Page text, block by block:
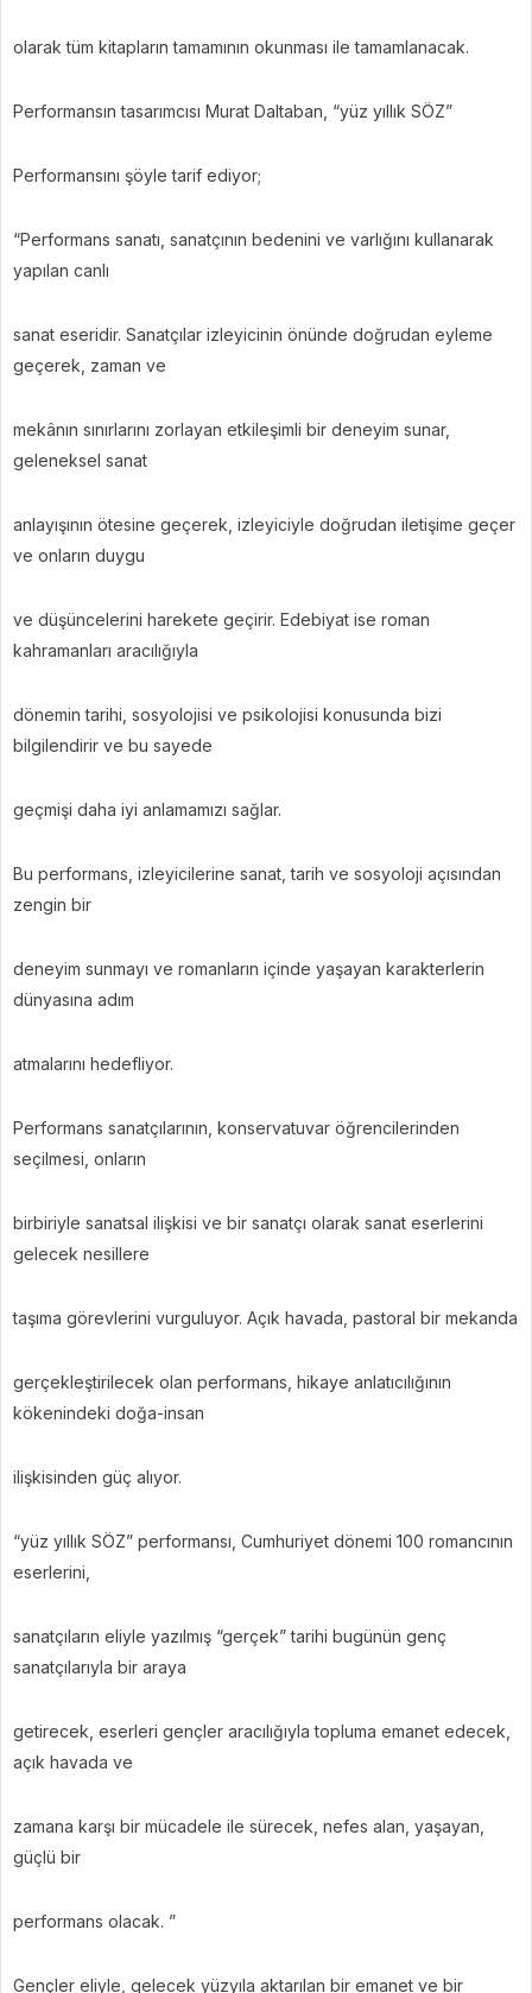
olarak tüm kitapların tamamının okunması ile tamamlanacak.
Performansın tasarımcısı Murat Daltaban, “yüz yıllık SÖZ”
Performansını şöyle tarif ediyor;
“Performans sanatı, sanatçının bedenini ve varlığını kullanarak
yapılan canlı
sanat eseridir. Sanatçılar izleyicinin önünde doğrudan eyleme
geçerek, zaman ve
mekânın sınırlarını zorlayan etkileşimli bir deneyim sunar,
geleneksel sanat
anlayışının ötesine geçerek, izleyiciyle doğrudan iletişime geçer
ve onların duygu
ve düşüncelerini harekete geçirir. Edebiyat ise roman
kahramanları aracılığıyla
dönemin tarihi, sosyolojisi ve psikolojisi konusunda bizi
bilgilendirir ve bu sayede
geçmişi daha iyi anlamamızı sağlar.
Bu performans, izleyicilerine sanat, tarih ve sosyoloji açısından
zengin bir
deneyim sunmayı ve romanların içinde yaşayan karakterlerin
dünyasına adım
atmalarını hedefliyor.
Performans sanatçılarının, konservatuvar öğrencilerinden
seçilmesi, onların
birbiriyle sanatsal ilişkisi ve bir sanatçı olarak sanat eserlerini
gelecek nesillere
taşıma görevlerini vurguluyor. Açık havada, pastoral bir mekanda
gerçekleştirilecek olan performans, hikaye anlatıcılığının
kökenindeki doğa-insan
ilişkisinden güç alıyor.
“yüz yıllık SÖZ” performansı, Cumhuriyet dönemi 100 romancının
eserlerini,
sanatçıların eliyle yazılmış “gerçek” tarihi bugünün genç
sanatçılarıyla bir araya
getirecek, eserleri gençler aracılığıyla topluma emanet edecek,
açık havada ve
zamana karşı bir mücadele ile sürecek, nefes alan, yaşayan,
güçlü bir
performans olacak. ”
Gençler eliyle, gelecek yüzyıla aktarılan bir emanet ve bir